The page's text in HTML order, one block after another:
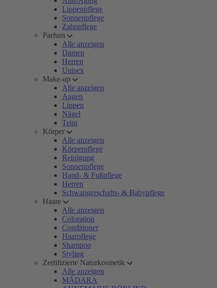
Lippenpflege
Sonnenpflege
Zahnpflege
Parfum
Alle anzeigen
Damen
Herren
Unisex
Make-up
Alle anzeigen
Augen
Lippen
Nägel
Teint
Körper
Alle anzeigen
Körperpflege
Reinigung
Sonnenpflege
Hand- & Fußpflege
Herren
Schwangerschafts- & Babypflege
Haare
Alle anzeigen
Coloration
Conditioner
Haarpflege
Shampoo
Styling
Zertifizierte Naturkosmetik
Alle anzeigen
MÁDARA